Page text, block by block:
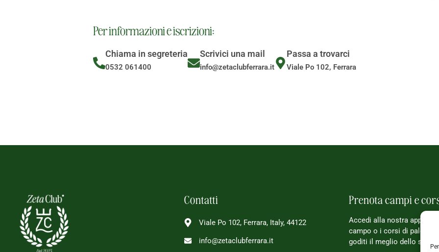
Per informazioni e iscrizioni:
Chiama in segreteria
0532 061400
Scrivici una mail
info@zetaclubferrara.it
Passa a trovarci
Viale Po 102, Ferrara
Contatti
Viale Po 102, Ferrara, Italy, 44122
info@zetaclubferrara.it
Prenota campi e
Accedi alla nostra app,
campo o i corsi di palestra
goditi il meglio dello sport